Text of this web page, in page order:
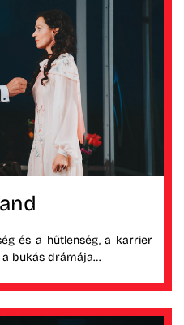
és a hűtlenség, a karrier
a bukás drámája…